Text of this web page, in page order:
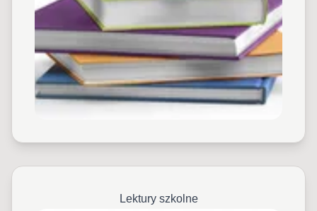
Lektury szkolne